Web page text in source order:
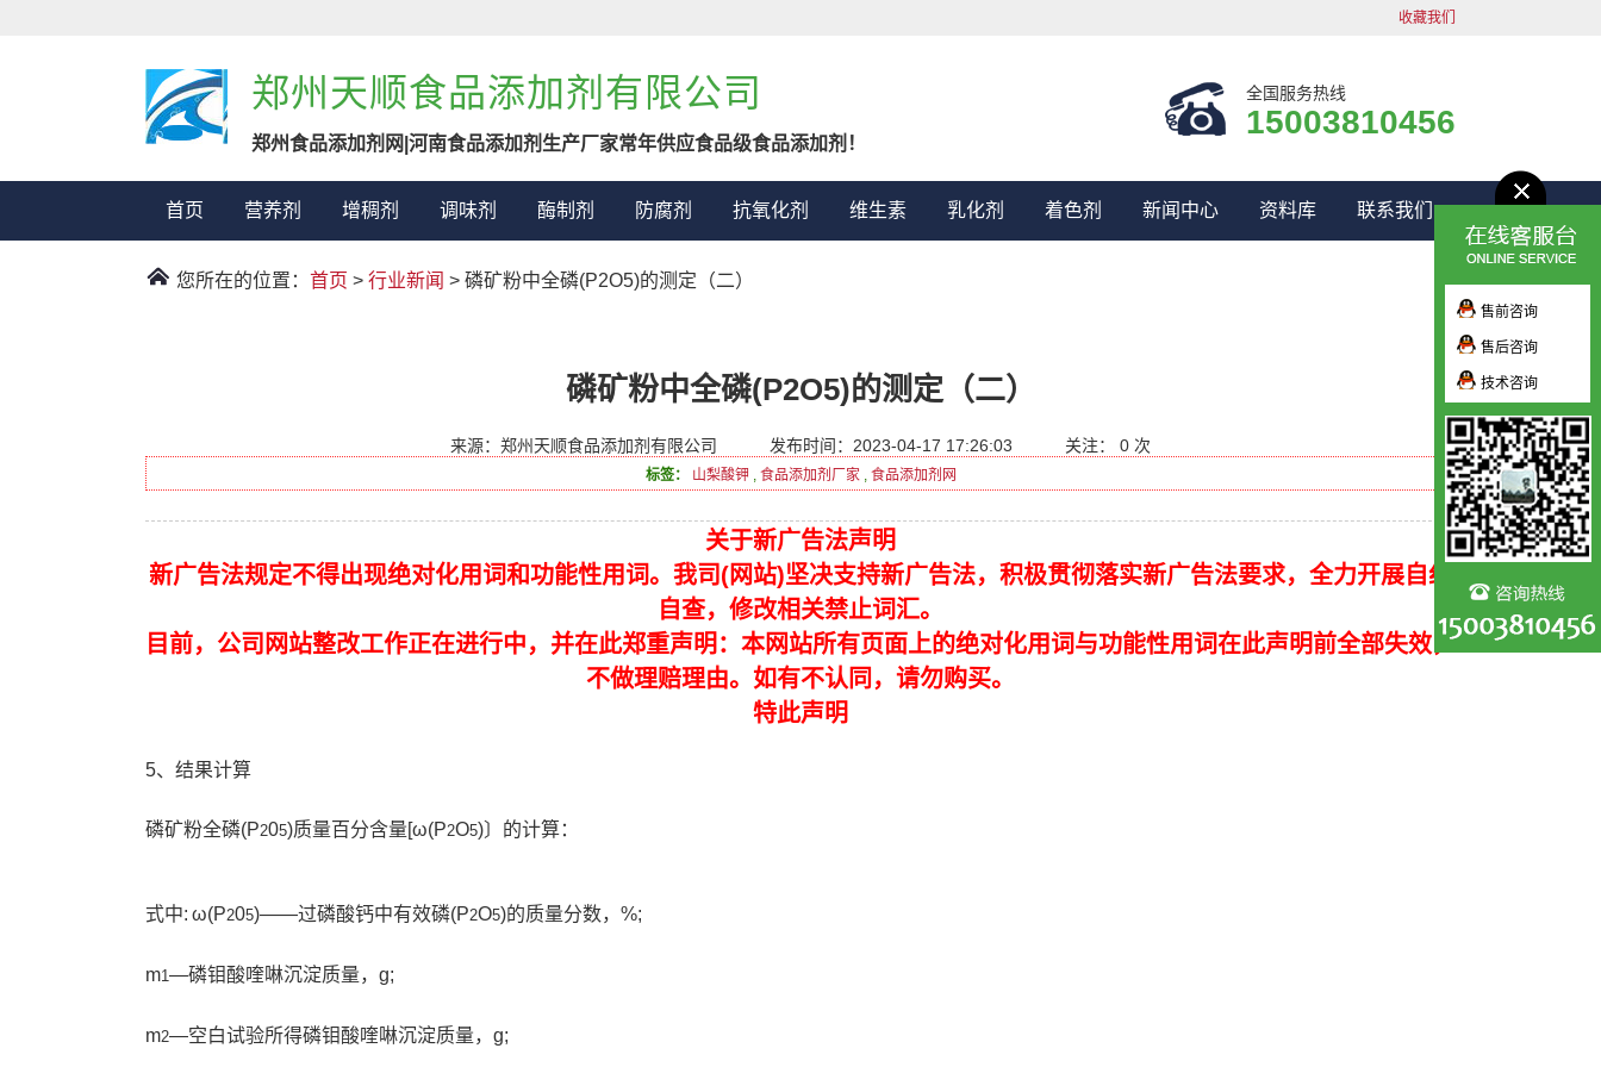
收藏我们
郑州天顺食品添加剂有限公司
郑州食品添加剂网|河南食品添加剂生产厂家常年供应食品级食品添加剂！
全国服务热线
15003810456
首页 营养剂 增稠剂 调味剂 酶制剂 防腐剂 抗氧化剂 维生素 乳化剂 着色剂 新闻中心 资料库 联系我们
您所在的位置： 首页 > 行业新闻 > 磷矿粉中全磷(P2O5)的测定（二）
磷矿粉中全磷(P2O5)的测定（二）
来源：郑州天顺食品添加剂有限公司 发布时间：2023-04-17 17:26:03 关注： 0 次
标签： 山梨酸钾 , 食品添加剂厂家, 食品添加剂网
关于新广告法声明
新广告法规定不得出现绝对化用词和功能性用词。我司(网站)坚决支持新广告法，积极贯彻落实新广告法要求，全力开展自纠
自查，修改相关禁止词汇。
目前，公司网站整改工作正在进行中，并在此郑重声明：本网站所有页面上的绝对化用词与功能性用词在此声明前全部失效，
不做理赔理由。如有不认同，请勿购买。
特此声明
5、结果计算
磷矿粉全磷(P205)质量百分含量[ω(P2O5)〕的计算：
式中: ω(P205)——过磷酸钙中有效磷(P2O5)的质量分数，%;
m1—磷钼酸喹啉沉淀质量，g;
m2—空白试验所得磷钼酸喹啉沉淀质量，g;
售前咨询
售后咨询
技术咨询